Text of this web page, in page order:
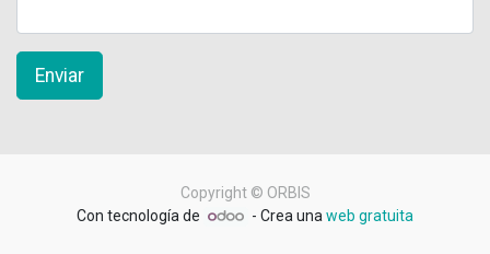
Enviar
Copyright © ORBIS
Con tecnología de
- Crea una web gratuita